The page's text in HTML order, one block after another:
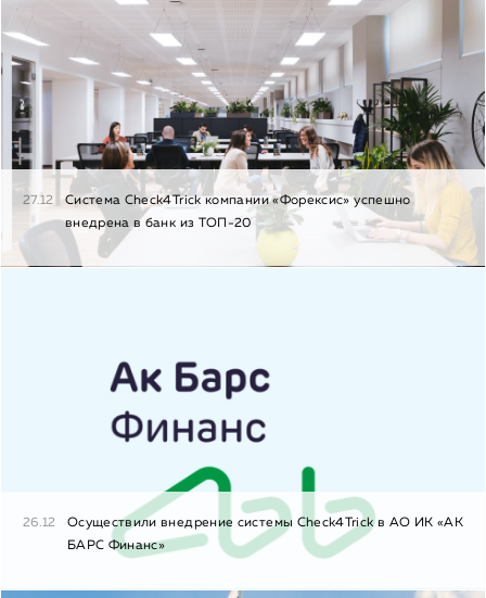
27.12
Система Check4Trick компании «Форексис» успешно
внедрена в банк из ТОП-20
26.12
Осуществили внедрение системы Check4Trick в АО ИК «АК
БАРС Финанс»